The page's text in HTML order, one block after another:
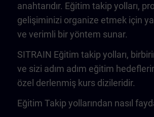
anahtarıdır. Eğitim takip yolları,
gelişiminizi organize etmek için
ve verimli bir yöntem sunar.
SITRAIN Eğitim takip yolları,
ve sizi adım adım eğitim
özel derlenmiş kurs dizileridir.
Eğitim Takip yollarından nasıl